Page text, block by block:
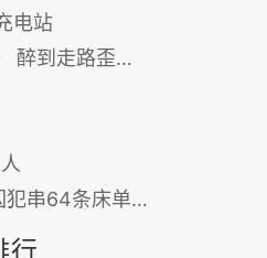
电站
还跌倒（视频）
床单图谋逃狱(图)
行